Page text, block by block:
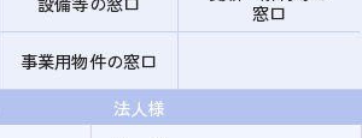
窓口
事業用物件の窓口
法人様